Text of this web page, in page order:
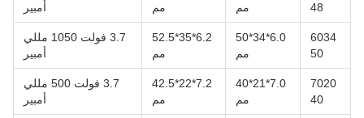
48
مم
مم
أمبير
6034
50
6.0*34*50
مم
6.2*35*52.5
مم
3.7 فولت 1050 مللي
أمبير
7020
40
7.0*21*40
مم
7.2*22*42.5
مم
3.7 فولت 500 مللي
أمبير